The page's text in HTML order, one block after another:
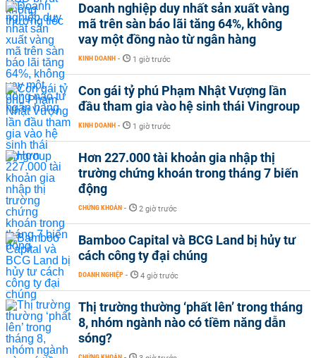
Doanh nghiệp duy nhất sản xuất vàng
mã trên sàn báo lãi tăng 64%, không
vay một đồng nào từ ngân hàng
KINH DOANH - 1 giờ trước
Con gái tỷ phú Phạm Nhật Vượng lần
đầu tham gia vào hệ sinh thái Vingroup
KINH DOANH - 1 giờ trước
Hơn 227.000 tài khoản gia nhập thị
trường chứng khoán trong tháng 7 biến
động
CHỨNG KHOÁN - 2 giờ trước
Bamboo Capital và BCG Land bị hủy tư
cách công ty đại chúng
DOANH NGHIỆP - 4 giờ trước
Thị trường thường ‘phất lên’ trong tháng
8, nhóm ngành nào có tiềm năng dẫn
sóng?